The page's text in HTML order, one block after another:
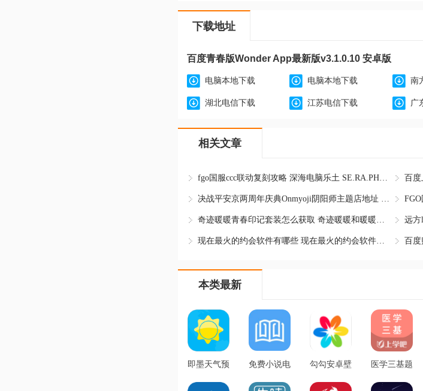
下载地址
百度青春版Wonder App最新版v3.1.0.10 安卓版
电脑本地下载 电脑本地下载 南
湖北电信下载 江苏电信下载 广
相关文章
fgo国服ccc联动复刻攻略 深海电脑乐土 SE.RA.PH -Seco
决战平安京两周年庆典Onmyoji阴阳师主题店地址 典藏皮
奇迹暖暖青春印记套装怎么获取 奇迹暖暖和暖暖环游世界 远方
现在最火的约会软件有哪些 现在最火的约会软件排行榜
本类最新
即墨天气预
报30天查询
免费小说电
子搜书app
勾勾安卓壁
纸app最新
医学三基题
库app免费